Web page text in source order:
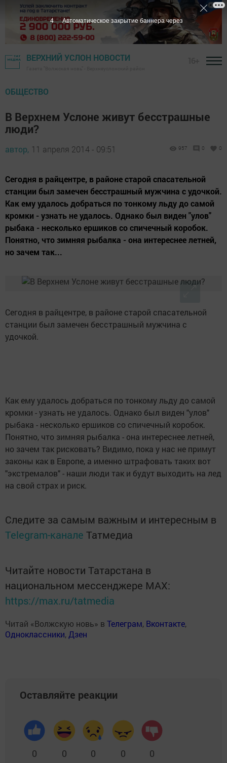
ВЕРХНИЙ УСЛОН НОВОСТИ
ОБЩЕСТВО
В Верхнем Услоне живут бесстрашные
люди?
автор, 11 апреля 2014 - 09:51 957 0 0
Сегодня в райцентре, в районе старой спасательной
станции был замечен бесстрашный мужчина с удочкой.
Как ему удалось добраться по тонкому льду до самой
кромки - узнать не удалось. Однако был виден "улов"
рыбака - несколько ершиков со спичечный коробок.
Понятно, что зимняя рыбалка - она интереснее летней,
но зачем так...
Сегодня в райцентре, в районе старой спасательной
станции был замечен бесстрашный мужчина с
удочкой.
Как ему удалось добраться по тонкому льду до самой
кромки - узнать не удалось. Однако был виден "улов"
рыбака - несколько ершиков со спичечный коробок.
Понятно, что зимняя рыбалка - она интереснее летней,
но зачем так рисковать? Видимо, пока у нас не примут
законы как в Европе, а именно штрафовать таких вот
"экстремалов" - наши люди так и будут выходить на лед
на свой страх и риск.
Следите за самым важным и интересным в
Telegram-канале Татмедиа
Читайте новости Татарстана в
национальном мессенджере MАХ:
https://max.ru/tatmedia
Читай «Волжскую новь» в Телеграм, Вконтакте,
Одноклассники,Дзен
Оставляйте реакции
0 0 0 0 0
3 Автоматическое закрытие баннера через